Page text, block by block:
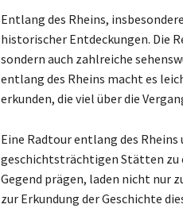
Entlang des Rheins,
historischer Entdeckungen. Die
sondern auch zahlreiche
entlang des Rheins macht es
erkunden, die viel über die
Eine Radtour entlang des
geschichtsträchtigen Stätten zu
Gegend prägen, laden nicht nur
zur Erkundung der Geschichte